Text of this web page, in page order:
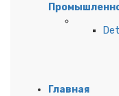
Главная